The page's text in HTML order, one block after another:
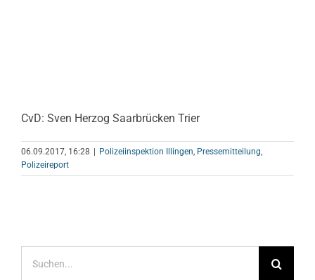
CvD: Sven Herzog Saarbrücken Trier
06.09.2017, 16:28 Polizeiinspektion Illingen, Pressemitteilung,
Polizeireport
nach: